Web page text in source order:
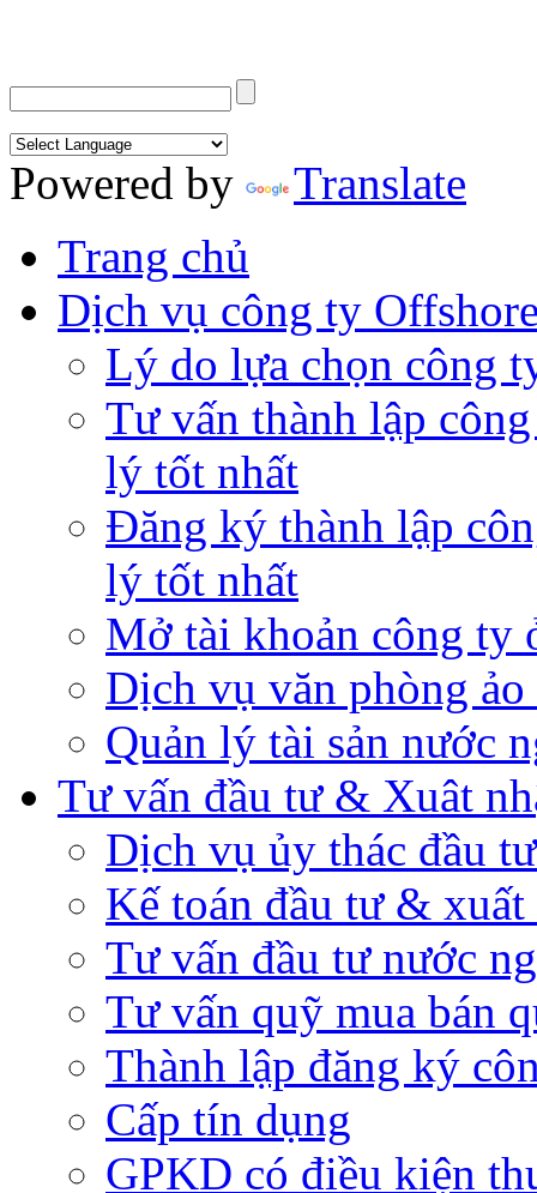
Powered by
Translate
Trang chủ
Dịch vụ công ty
Lý do lựa chọn công
Tư vấn thành lập
lý tốt nhất
Đăng ký thành lập
lý tốt nhất
Mở tài khoản công ty
Dịch vụ văn phòng
Quản lý tài sản nước
Tư vấn đầu tư & Xuât
Dịch vụ ủy thác đầu
Kế toán đầu tư & xuất
Tư vấn đầu tư nước
Tư vấn quỹ mua bán
Thành lập đăng ký
Cấp tín dụng
GPKD có điều kiện